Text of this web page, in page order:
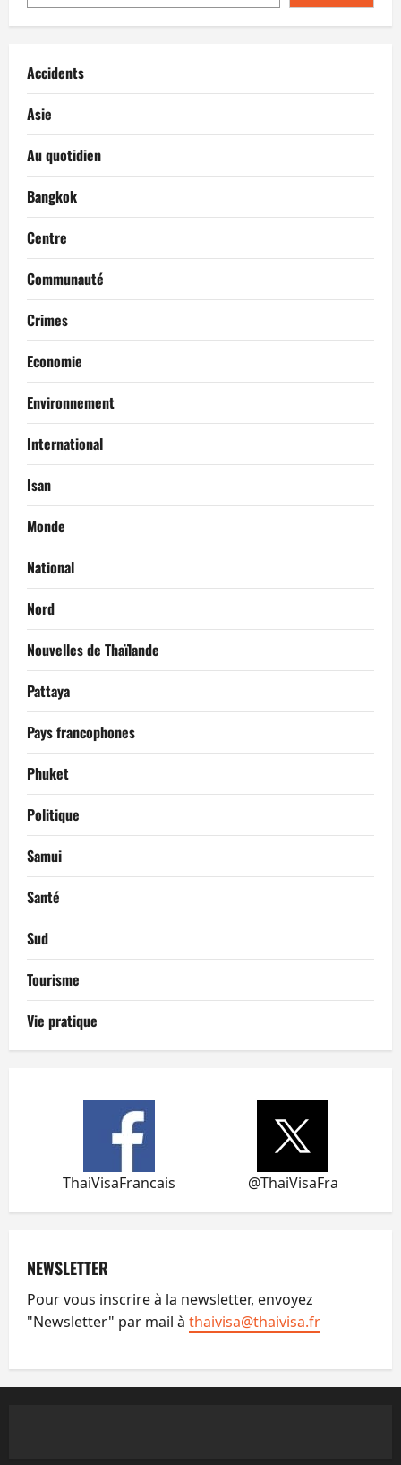
Accidents
Asie
Au quotidien
Bangkok
Centre
Communauté
Crimes
Economie
Environnement
International
Isan
Monde
National
Nord
Nouvelles de Thaïlande
Pattaya
Pays francophones
Phuket
Politique
Samui
Santé
Sud
Tourisme
Vie pratique
ThaiVisaFrancais @ThaiVisaFra
NEWSLETTER
Pour vous inscrire à la newsletter, envoyez
"Newsletter" par mail à thaivisa@thaivisa.fr